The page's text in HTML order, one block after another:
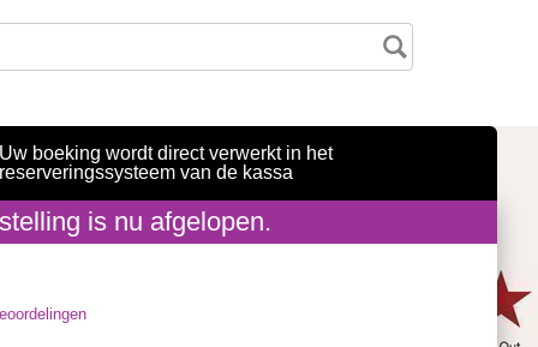
Uw boeking wordt direct verwerkt in het
reserveringssysteem van de kassa
is nu afgelopen.